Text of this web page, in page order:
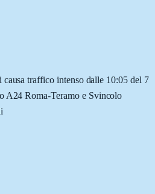
traffico intenso dalle 10:05 del 7
A24 Roma-Teramo e Svincolo